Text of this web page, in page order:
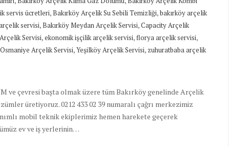
servis ücretleri,Bakırköy Arçelik Su Sebili Temizliği,bakırköy arçelik
servisi,Bakırköy Meydan Arçelik Servisi,Capacity Arçelik
Servisi,ekonomik işçilik arçelik servisi,florya arçelik servisi,
Osmaniye Arçelik Servisi,Yeşilköy Arçelik Servisi, zuhuratbaba arçelik
ve çevresi başta olmak üzere tüm Bakırköy genelinde Arçelik
üretiyoruz. 0212 433 02 39 numaralı çağrı merkezimiz
mobil teknik ekiplerimiz hemen harekete geçerek
ev ve iş yerlerinin…